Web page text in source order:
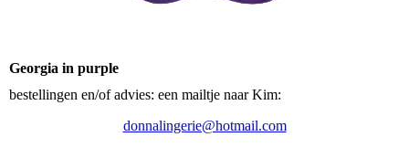
Georgia in purple
bestellingen en/of advies: een mailtje naar Kim:
donnalingerie@hotmail.com